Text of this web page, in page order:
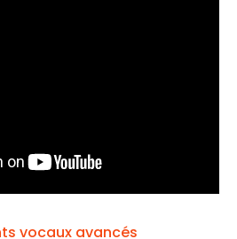
vocaux avancés